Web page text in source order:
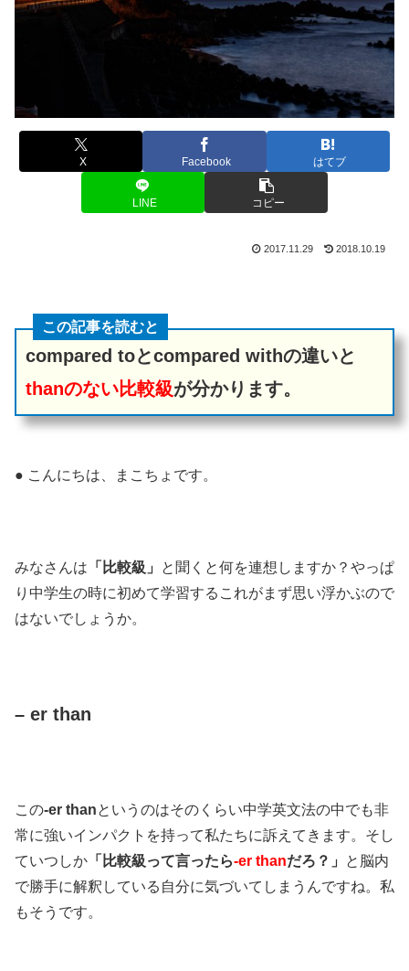
X Facebook はてブ
LINE コピー
2017.11.29 2018.10.19
この記事を読むと
compared toとcompared withの違いと
thanのない比較級が分かります。
● こんにちは、まこちょです。
みなさんは 「比較級」
と聞くと何を連想しますか？やっぱ
り中学生の時に初めて学習するこれがまず思い浮かぶので
はないでしょうか。
– er than
この-er thanというのはそのくらい中学英文法の中でも非
常に強いインパクトを持って私たちに訴えてきます。そし
ていつしか 「比較級って言ったら-er thanだろ？」
と脳内
で勝手に解釈している自分に気づいてしまうんですね。私
もそうです。